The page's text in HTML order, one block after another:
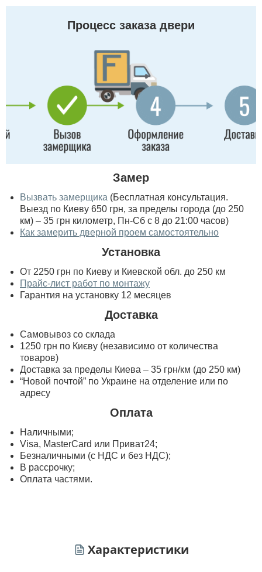
Процесс заказа двери
Замер
Вызвать замерщика (Бесплатная консультация.
Выезд по Киеву 650 грн, за пределы города (до 250
км) – 35 грн километр, Пн-Сб с 8 до 21:00 часов)
Как замерить дверной проем самостоятельно
Установка
От 2250 грн по Киеву и Киевской обл. до 250 км
Прайс-лист работ по монтажу
Гарантия на установку 12 месяцев
Доставка
Самовывоз со склада
1250 грн по Києву (независимо от количества
товаров)
Доставка за пределы Киева – 35 грн/км (до 250 км)
“Новой почтой” по Украине на отделение или по
адресу
Оплата
Наличными;
Visa, MasterСard или Приват24;
Безналичными (с НДС и без НДС);
В рассрочку;
Оплата частями.
Характеристики